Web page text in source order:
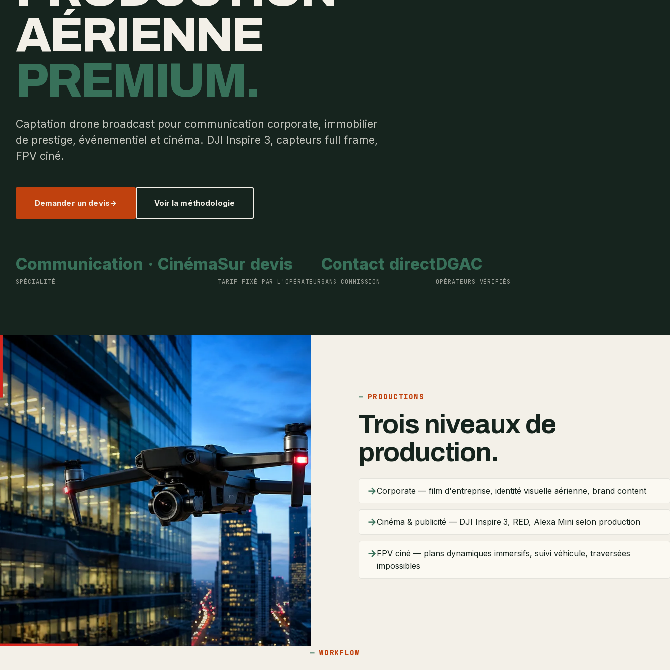
AÉRIENNE
PREMIUM.
Captation drone broadcast pour communication corporate, immobilier
de prestige, événementiel et cinéma. DJI Inspire 3, capteurs full frame,
FPV ciné.
Demander un devis Voir la méthodologie
Communication · Cinéma
SPÉCIALITÉ
Sur devis
TARIF FIXÉ PAR L'OPÉRATEUR
Contact direct
SANS COMMISSION
DGAC
OPÉRATEURS VÉRIFIÉS
PRODUCTIONS
Trois niveaux de
production.
→Corporate — film d'entreprise, identité visuelle aérienne, brand content
→Cinéma & publicité — DJI Inspire 3, RED, Alexa Mini selon production
→FPV ciné — plans dynamiques immersifs, suivi véhicule, traversées
impossibles
WORKFLOW